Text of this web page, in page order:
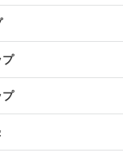
プ
プ